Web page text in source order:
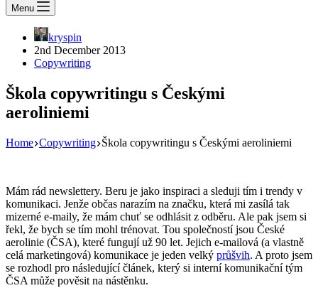
Menu
kryspin
2nd December 2013
Copywriting
Škola copywritingu s Českými
aeroliniemi
Home Copywriting Škola copywritingu s Českými aeroliniemi
Mám rád newslettery. Beru je jako inspiraci a sleduji tím i trendy v
komunikaci. Jenže občas narazím na značku, která mi zasílá tak
mizerné e-maily, že mám chuť se odhlásit z odběru. Ale pak jsem si
řekl, že bych se tím mohl trénovat. Tou společností jsou České
aerolinie (ČSA), které fungují už 90 let. Jejich e-mailová (a vlastně
celá marketingová) komunikace je jeden velký průšvih. A proto jsem
se rozhodl pro následující článek, který si interní komunikační tým
ČSA může pověsit na nástěnku.